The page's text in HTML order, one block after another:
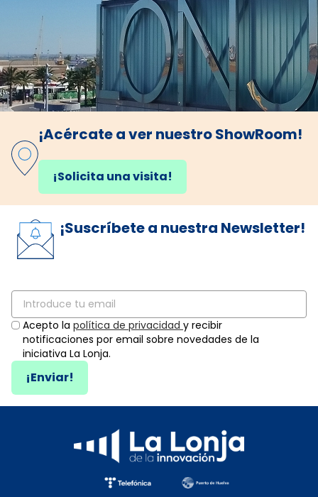
Software enablers
¡Acércate a ver nuestro ShowRoom!
¡Solicita una visita!
¡Suscríbete a nuestra Newsletter!
Acepto la política de privacidad y recibir
notificaciones por email sobre novedades de la
iniciativa La Lonja.
¡Enviar!